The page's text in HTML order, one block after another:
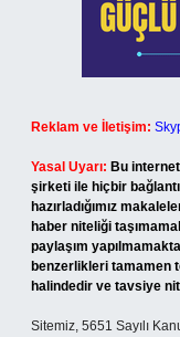
Reklam ve İletişim:
Yasal Uyarı: Bu
şirketi ile hiçbir
hazırladığımız
haber niteliği
paylaşım
benzerlikleri tamamen
halindedir ve tavsiye
Sitemiz, 5651 Sayılı